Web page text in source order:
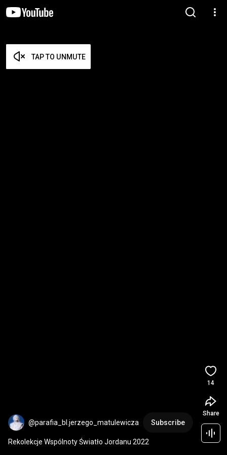
TAP TO UNMUTE
@parafia_bl.jerzego_matulewicza Subscribe
Rekolekcje Wspólnoty Światło Jordanu 2022
14
Share